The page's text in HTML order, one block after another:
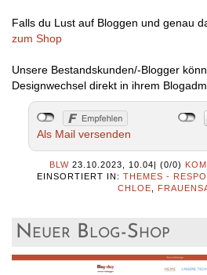
Falls du Lust auf Bloggen und genau
zum Shop
Unsere Bestandskunden/-Blogger
Designwechsel direkt in ihrem
Als Mail versenden
BLW 23.10.2023, 10.04| (0/0)
EINSORTIERT IN: THEMES -
CHLOE
Neuer Blog-Shop